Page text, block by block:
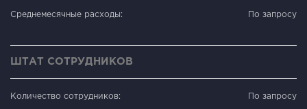
Среднемесячные расходы: По запросу
ШТАТ СОТРУДНИКОВ
Количество сотрудников: По запросу